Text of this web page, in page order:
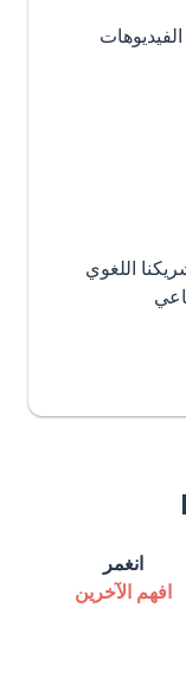
اللغوي
انغمر
افهم الآخرين